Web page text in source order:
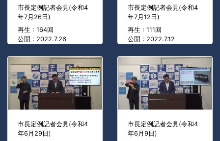
市長定例記者会見(令和4
年7月26日)
再生 : 164回
公開 : 2022.7.26
市長定例記者会見(令和4
年7月12日)
再生 : 111回
公開 : 2022.7.12
市長定例記者会見(令和4
年6月29日)
市長定例記者会見(令和4
年6月9日)